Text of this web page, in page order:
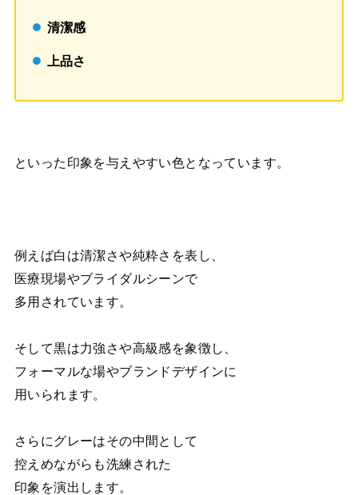
清潔感
上品さ
といった印象を与えやすい色となっています。
例えば白は清潔さや純粋さを表し、
医療現場やブライダルシーンで
多用されています。
そして黒は力強さや高級感を象徴し、
フォーマルな場やブランドデザインに
用いられます。
さらにグレーはその中間として
控えめながらも洗練された
印象を演出します。